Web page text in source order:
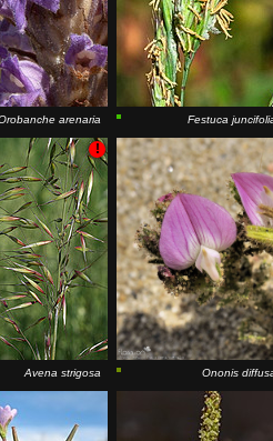
arenaria Festuca
Avena strigosa
!
Ononis